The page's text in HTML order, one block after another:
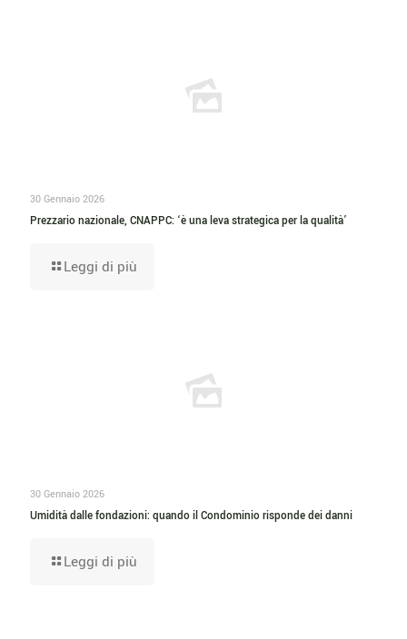
30 Gennaio 2026
Prezzario nazionale, CNAPPC: ‘è una leva strategica per la qualità’
Leggi di più
30 Gennaio 2026
Umidità dalle fondazioni: quando il Condominio risponde dei danni
Leggi di più